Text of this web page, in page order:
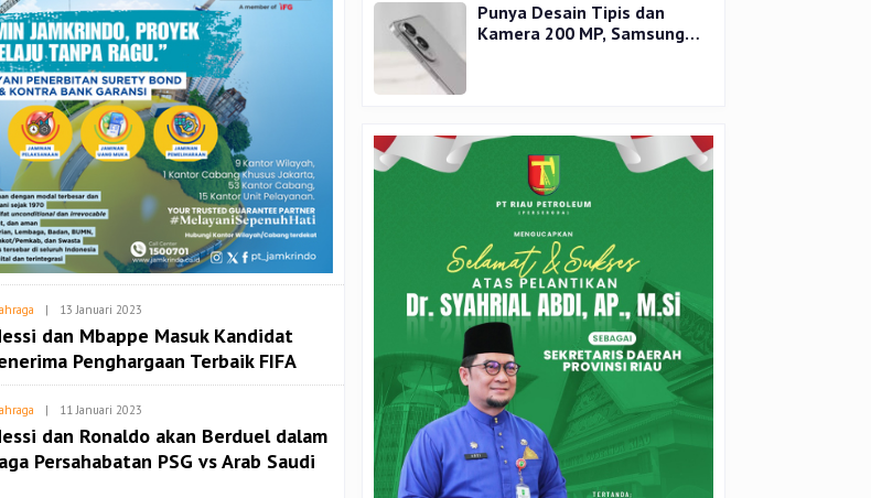
| 13 Januari 2023Oleh
dan Mbappe Masuk Kandidat
Penghargaan Terbaik FIFA
| 11 Januari 2023Oleh
dan Ronaldo akan Berduel dalam
Persahabatan PSG vs Arab Saudi
Punya Desain Tipis dan
Kamera 200 MP, Samsung